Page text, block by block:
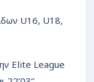
U16, U18,
Elite League